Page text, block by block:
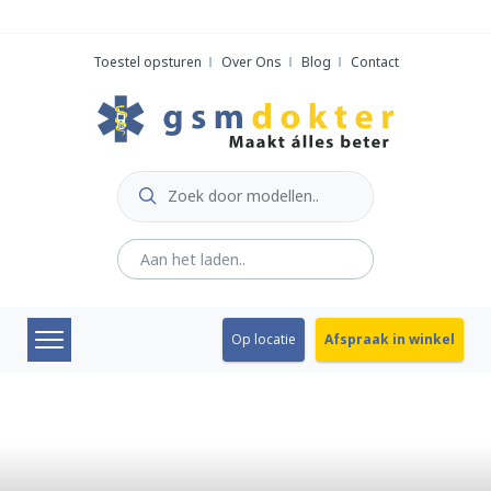
Toestel opsturen Over Ons Blog Contact
Op locatie Afspraak in winkel